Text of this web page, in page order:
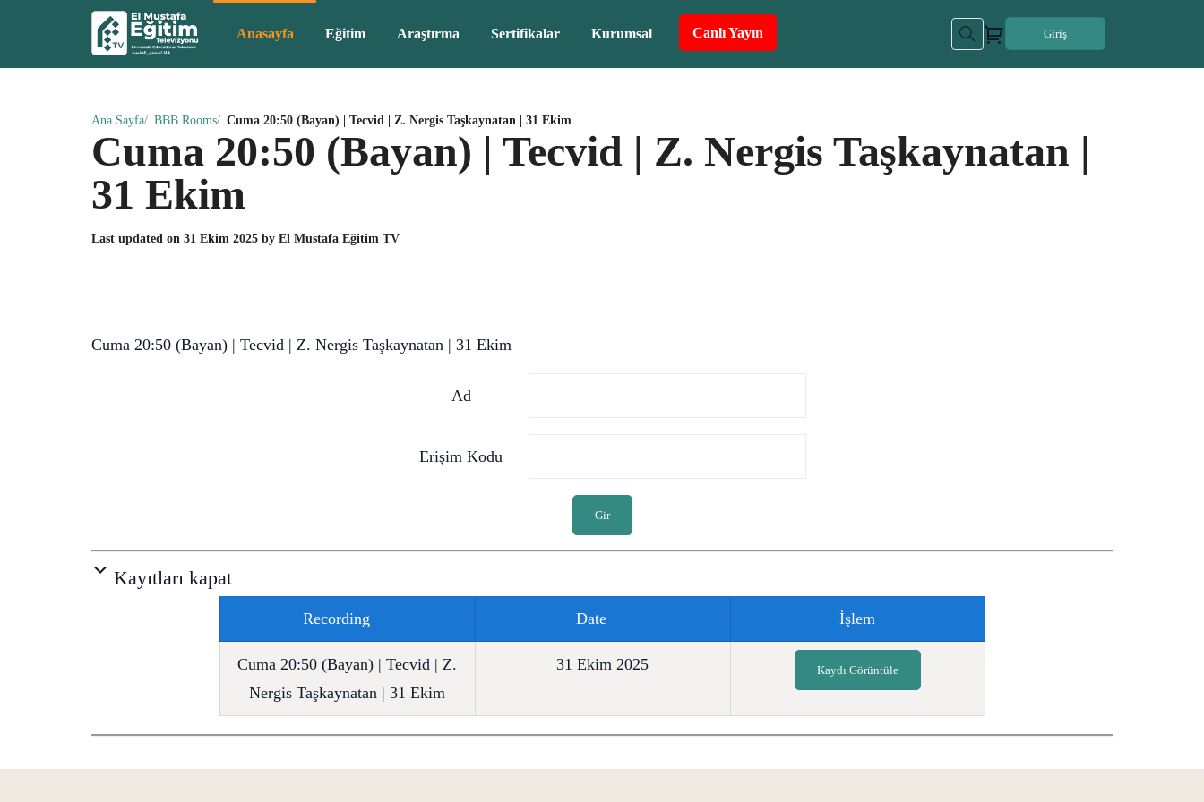
Anasayfa Eğitim Araştırma Sertifikalar Kurumsal Canlı Yayın Giriş
Ana Sayfa BBB Rooms Cuma 20:50 (Bayan) | Tecvid | Z. Nergis Taşkaynatan | 31 Ekim
Cuma 20:50 (Bayan) | Tecvid | Z. Nergis Taşkaynatan |
31 Ekim
Last updated on 31 Ekim 2025 by El Mustafa Eğitim TV
Cuma 20:50 (Bayan) | Tecvid | Z. Nergis Taşkaynatan | 31 Ekim
Ad
Erişim Kodu
Gir
Kayıtları kapat
Recording Date İşlem
Cuma 20:50 (Bayan) | Tecvid | Z.
Nergis Taşkaynatan | 31 Ekim
31 Ekim 2025 Kaydı Görüntüle